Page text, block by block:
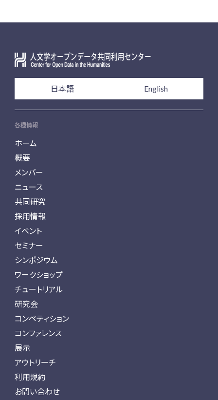
日本語 English
各種情報
ホーム
概要
メンバー
ニュース
共同研究
採用情報
イベント
セミナー
シンポジウム
ワークショップ
チュートリアル
研究会
コンペティション
コンファレンス
展示
アウトリーチ
利用規約
お問い合わせ